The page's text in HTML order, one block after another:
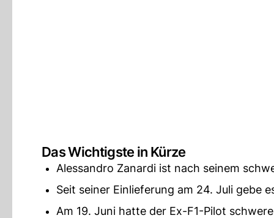
Das Wichtigste in Kürze
Alessandro Zanardi ist nach seinem
Seit seiner Einlieferung am 24. Juli gebe
Am 19. Juni hatte der Ex-F1-Pilot